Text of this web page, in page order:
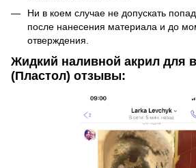
Ни в коем случае не допускать
после нанесения материала и до
отверждения.
Жидкий наливной акрил для
(Пластол) отзывы: